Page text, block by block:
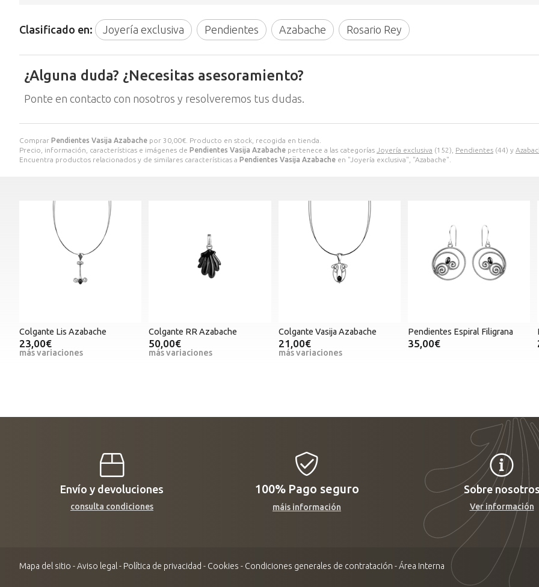
Comprar Pendientes Vasija Azabache por 30,00€ . Producto en stock, recogida en tienda.
Precio, información, características e imágenes de Pendientes Vasija Azabache pertenece a las categorías Joyería exclusiva (152), Pendientes (44) y
Encuentra productos relacionados y de similares características a Pendientes Vasija Azabache en "Joyería exclusiva", "Azabache".
Clasificado en: Joyería exclusiva Pendientes Azabache Rosario Rey
¿Alguna duda? ¿Necesitas asesoramiento?
Ponte en contacto con nosotros y resolveremos tus dudas.
Colgante Lis Azabache
23,00€
más variaciones
Colgante RR Azabache
50,00€
más variaciones
Colgante Vasija Azabache
21,00€
más variaciones
Pendientes Espiral Filigrana
35,00€
Envío y devoluciones
consulta condiciones
100% Pago seguro
máis información
Sobre nosotros
Ver información
Mapa del sitio -Aviso legal- Política de privacidad - Cookies - Condiciones generales de contratación -Área Interna